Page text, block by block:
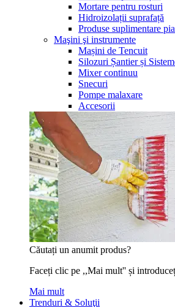
Mortare pentru rosturi
Hidroizolații suprafață
Produse suplimentare
Maşini şi instrumente
Mașini de Tencuit
Silozuri Șantier și
Mixer continuu
Snecuri
Pompe malaxare
Accesorii
Căutați un anumit produs?
Faceți clic pe ,,Mai mult'' și
Mai mult
Trenduri & Soluţii